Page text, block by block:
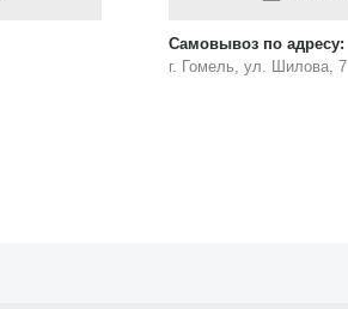
Самовывоз по адресу:
г. Гомель, ул. Шилова, 7